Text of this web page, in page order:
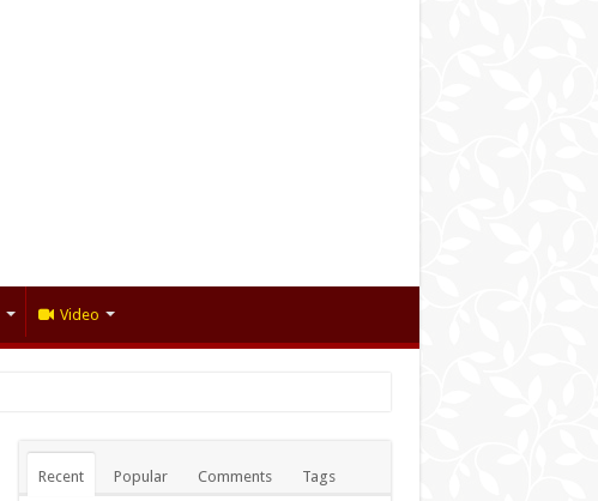
Video
Recent Popular Comments Tags